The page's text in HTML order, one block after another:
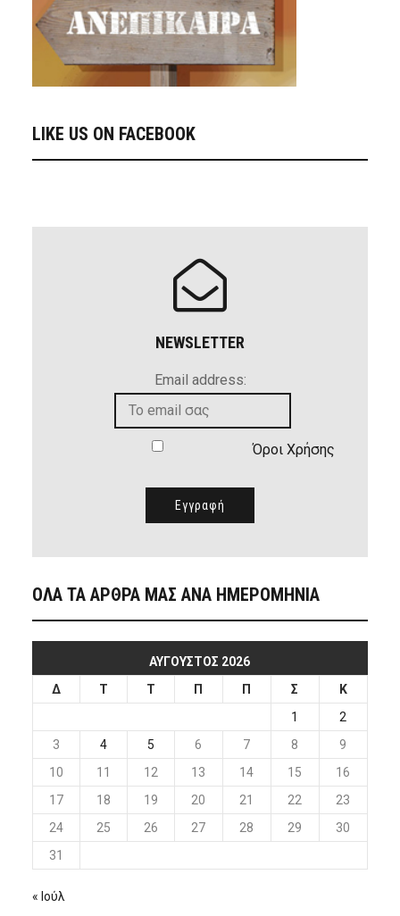
LIKE US ON FACEBOOK
NEWSLETTER
Email address:
Όροι Χρήσης
ΟΛΑ ΤΑ ΑΡΘΡΑ ΜΑΣ ΑΝΑ ΗΜΕΡΟΜΗΝΙΑ
ΑΎΓΟΥΣΤΟΣ 2026
Δ
Τ Τ Π Π Σ
Κ
1
2
3
4 5 6 7 8
9
10
11 12 13 14 15
16
17
18 19 20 21 22
23
24
25 26 27 28 29
30
31
« Ιούλ